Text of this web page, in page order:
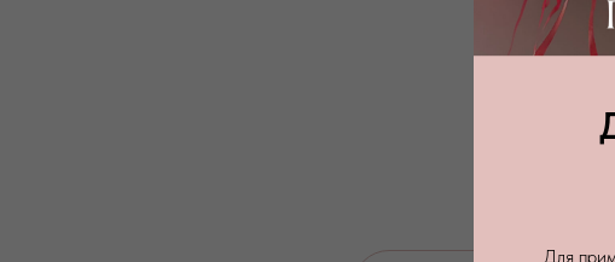
Для